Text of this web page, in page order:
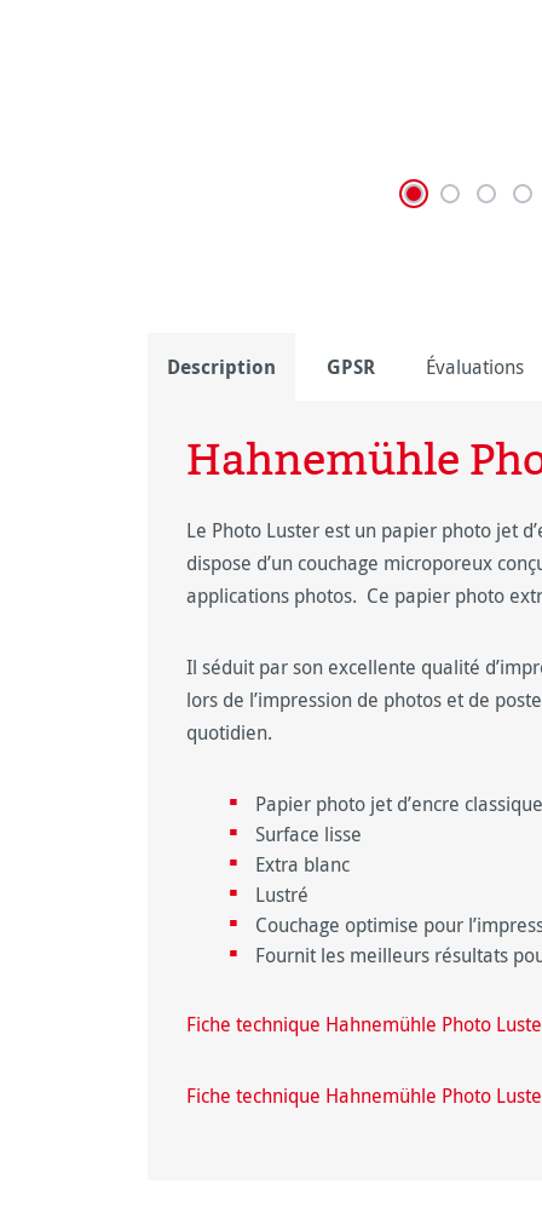
Description GPSR Évaluations
Hahnemühle
Le Photo Luster est un papier photo jet
dispose d’un couchage microporeux
applications photos. Ce papier photo
Il séduit par son excellente qualité
lors de l’impression de photos et de
quotidien.
Papier photo jet d’encre
Surface lisse
Extra blanc
Lustré
Couchage optimise pour
Fournit les meilleurs résultats
Fiche technique Hahnemühle Photo
Fiche technique Hahnemühle Photo